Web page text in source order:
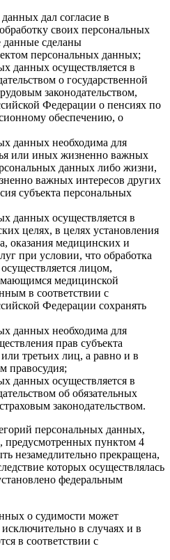
дал согласие в
своих персональных
данные сделаны
персональных данных;
данных осуществляется в
о государственной
законодательством,
Федерации о пенсиях по
обеспечению, о
данных необходима для
или иных жизненно важных
данных либо жизни,
важных интересов других
субъекта персональных
данных осуществляется в
целях, в целях установления
оказания медицинских и
при условии, что обработка
лицом,
медицинской
в соответствии с
Федерации сохранять
данных необходима для
прав субъекта
третьих лиц, а равно и в
правосудия;
данных осуществляется в
об обязательных
законодательством.
персональных данных,
предусмотренных пунктом 4
незамедлительно прекращена,
которых осуществлялась
федеральным
о судимости может
в случаях и в
в соответствии с